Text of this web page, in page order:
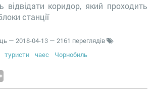
відвідати коридор, який проходить
станції
— 2018-04-13 — 2161 переглядів
туристи чаес Чорнобиль